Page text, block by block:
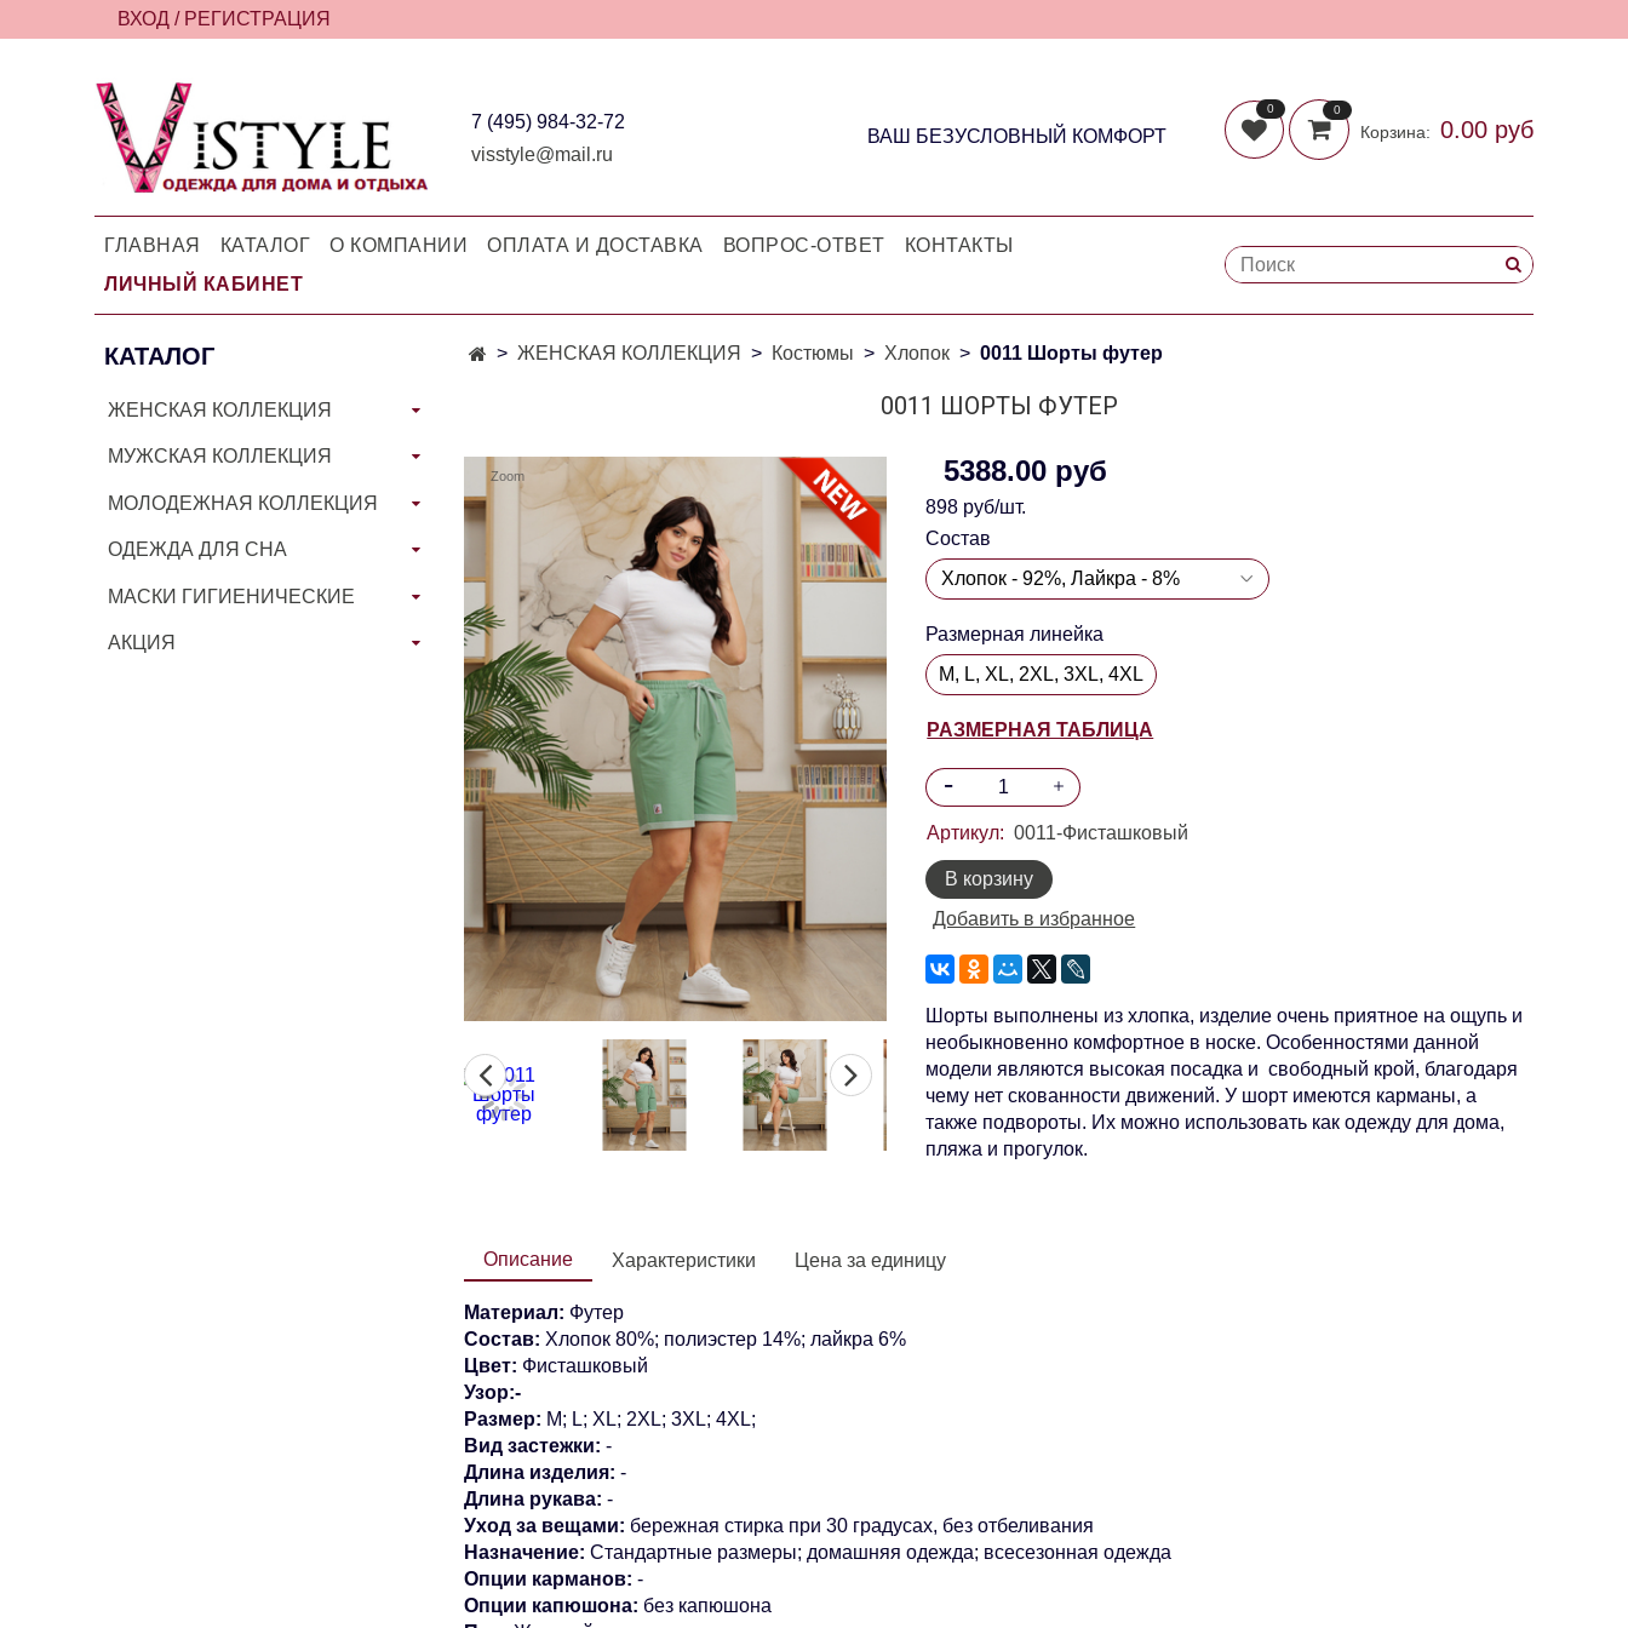
ВХОД / РЕГИСТРАЦИЯ
7 (495) 984-32-72
visstyle@mail.ru
ВАШ БЕЗУСЛОВНЫЙ КОМФОРТ
0 0
Корзина: 0.00 руб
ГЛАВНАЯ КАТАЛОГ О КОМПАНИИ ОПЛАТА И ДОСТАВКА ВОПРОС-ОТВЕТ
КОНТАКТЫ
ЛИЧНЫЙ КАБИНЕТ
ЖЕНСКАЯ КОЛЛЕКЦИЯ Костюмы Хлопок 0011 Шорты футер
0011 ШОРТЫ ФУТЕР
Zoom 5388.00 руб
898 руб/шт.
Состав
Размерная линейка
M, L, XL, 2XL, 3XL, 4XL
РАЗМЕРНАЯ ТАБЛИЦА
Артикул: 0011-Фисташковый
В корзину
Добавить в избранное
Шорты выполнены из хлопка, изделие очень приятное на ощупь и
необыкновенно комфортное в носке. Особенностями данной
модели являются высокая посадка и свободный крой, благодаря
чему нет скованности движений. У шорт имеются карманы, а
также подвороты. Их можно использовать как одежду для дома,
пляжа и прогулок.
Описание
Материал: Футер
Состав: Хлопок 80%; полиэстер 14%; лайкра 6%
Цвет: Фисташковый
Узор:-
Размер: M; L; XL; 2XL; 3XL; 4XL;
Вид застежки: -
Длина изделия: -
Длина рукава: -
Уход за вещами: бережная стирка при 30 градусах, без отбеливания
Назначение: Стандартные размеры; домашняя одежда; всесезонная одежда
Опции карманов: -
Опции капюшона: без капюшона
Характеристики Цена за единицу
КАТАЛОГ
ЖЕНСКАЯ КОЛЛЕКЦИЯ
МУЖСКАЯ КОЛЛЕКЦИЯ
МОЛОДЕЖНАЯ КОЛЛЕКЦИЯ
ОДЕЖДА ДЛЯ СНА
МАСКИ ГИГИЕНИЧЕСКИЕ
АКЦИЯ